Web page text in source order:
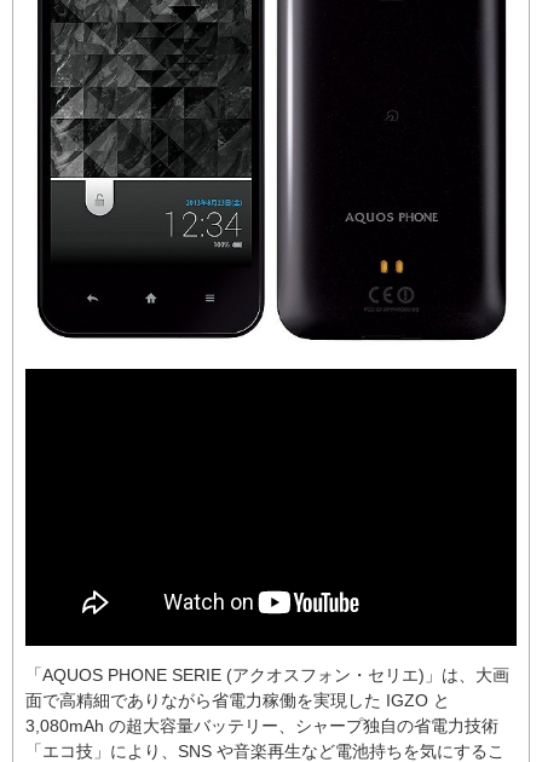
「AQUOS PHONE SERIE (アクオスフォン・セリエ)」は、大画
面で高精細でありながら省電力稼働を実現した IGZO と
3,080mAh の超大容量バッテリー、シャープ独自の省電力技術
「エコ技」により、SNS や音楽再生など電池持ちを気にするこ